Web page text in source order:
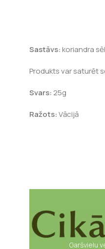
Sastāvs:koriandra
Produkts var saturēt
Svars: 25g
Ražots:Vācijā
Garšvielu